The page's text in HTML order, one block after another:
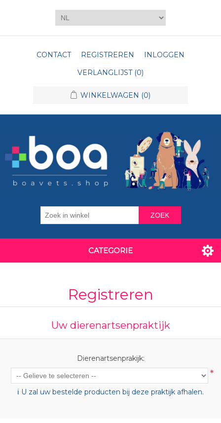
CONTACT REGISTREREN
INLOGGEN
VERLANGLIJST (0)
WINKELWAGEN (0)
ZOEK
CATEGORIE
Registreren
Uw dierenartsenpraktijk
Dierenartsenprakijk:
*
ℹ️ U zal uw bestelde producten bij deze praktijk afhalen.